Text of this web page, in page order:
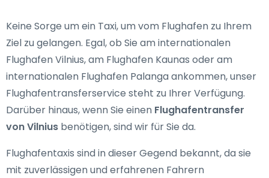
Keine Sorge um ein Taxi, um vom Flughafen zu Ihrem
Ziel zu gelangen. Egal, ob Sie am internationalen
Flughafen Vilnius, am Flughafen Kaunas oder am
internationalen Flughafen Palanga ankommen, unser
Flughafentransferservice steht zu Ihrer Verfügung.
Darüber hinaus, wenn Sie einen Flughafentransfer
von Vilnius benötigen, sind wir für Sie da.
Flughafentaxis sind in dieser Gegend bekannt, da sie
mit zuverlässigen und erfahrenen Fahrern